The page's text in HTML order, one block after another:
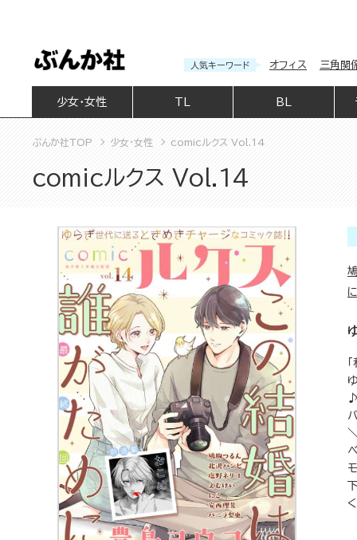
人気キーワード オフィス 三角関
少女・女性 BL
ぶんか社TOP 少女・女性 comicルクス Vol.14
comicルクス Vol.14
♪